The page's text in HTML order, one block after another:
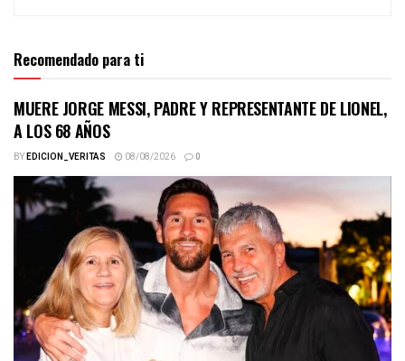
Recomendado para ti
MUERE JORGE MESSI, PADRE Y REPRESENTANTE DE LIONEL,
A LOS 68 AÑOS
BYEDICION_VERITAS 08/08/2026 0